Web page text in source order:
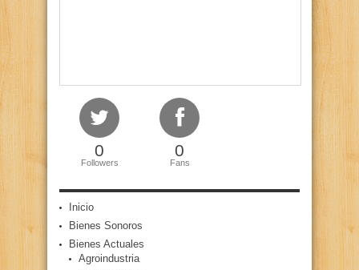
0
Followers
0
Fans
Inicio
Bienes Sonoros
Bienes Actuales
Agroindustria